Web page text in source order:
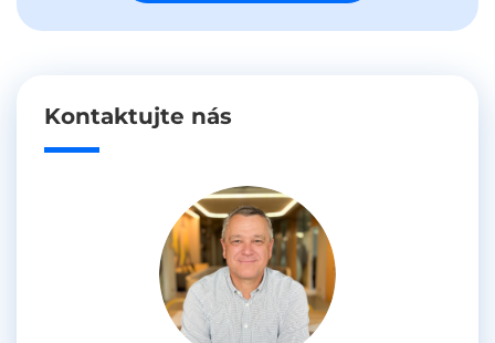
Kontaktujte nás